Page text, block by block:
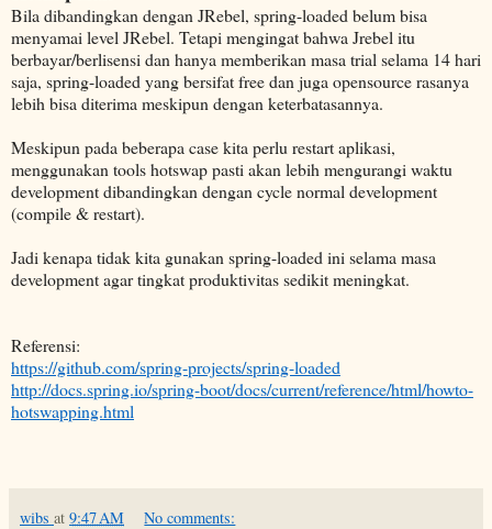
Bila dibandingkan dengan JRebel, spring-loaded belum bisa
menyamai level JRebel. Tetapi mengingat bahwa Jrebel itu
berbayar/berlisensi dan hanya memberikan masa trial selama 14 hari
saja, spring-loaded yang bersifat free dan juga opensource rasanya
lebih bisa diterima meskipun dengan keterbatasannya.
Meskipun pada beberapa case kita perlu restart aplikasi,
menggunakan tools hotswap pasti akan lebih mengurangi waktu
development dibandingkan dengan cycle normal development
(compile & restart).
Jadi kenapa tidak kita gunakan spring-loaded ini selama masa
development agar tingkat produktivitas sedikit meningkat.
Referensi:
https://github.com/spring-projects/spring-loaded
http://docs.spring.io/spring-boot/docs/current/reference/html/howto-
hotswapping.html
wibs at 9:47 AM No comments: